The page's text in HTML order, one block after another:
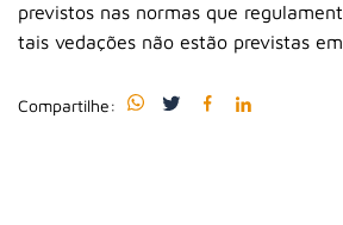
previstos nas normas que
tais vedações não estão previstas
Compartilhe: